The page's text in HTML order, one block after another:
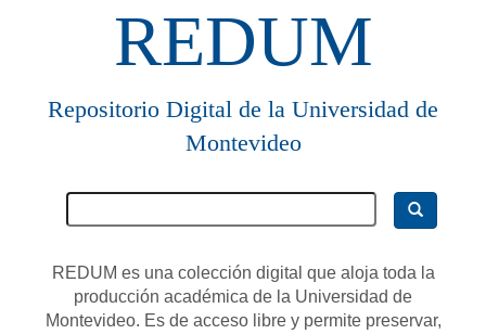
REDUM
Repositorio Digital de la Universidad de
Montevideo
REDUM es una colección digital que aloja toda la
producción académica de la Universidad de
Montevideo. Es de acceso libre y permite preservar,